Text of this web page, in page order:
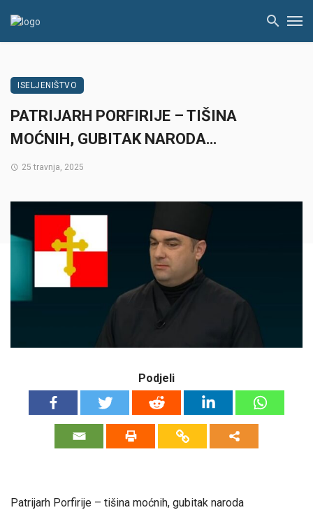
ISELJENIŠTVO
PATRIJARH PORFIRIJE – TIŠINA
MOĆNIH, GUBITAK NARODA…
25 travnja, 2025
Podjeli
Patrijarh Porfirije – tišina moćnih, gubitak naroda